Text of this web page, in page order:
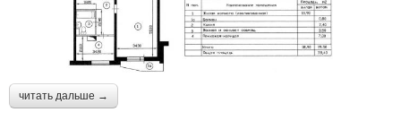
читать дальше →